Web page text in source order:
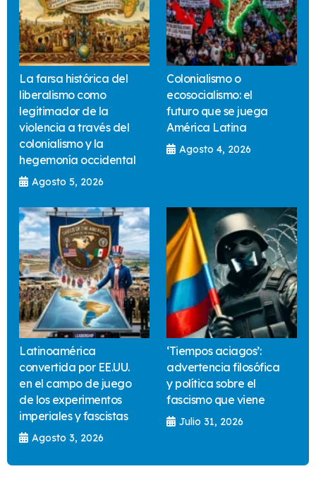
La farsa histórica del
liberalismo como
legitimador de la
violencia a través del
colonialismo y la
hegemonía occidental
Agosto 5, 2026
Colonialismo o
ecosocialismo: el
futuro que se juega
América Latina
Agosto 4, 2026
Latinoamérica
convertida por EE.UU.
en el campo de juego
de los experimentos
imperiales y fascistas
Agosto 3, 2026
‘Tiempos aciagos’:
advertencia filosófica
y política sobre el
fascismo que viene
Julio 31, 2026